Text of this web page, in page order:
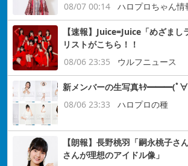
08/07 00:14
ハロプロちゃん情
【速報】Juice=Juice「めざまし
リストがこちら！！
08/06 23:35
ウルフニュース
新メンバーの生写真ｷﾀ━━━(
08/06 23:33
ハロプロの種
【朗報】長野桃羽「嗣永桃子さ
さんが理想のアイドル像」